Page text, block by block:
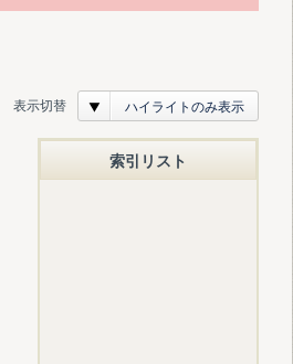
表示切替 ハイライトのみ表示
索引リスト